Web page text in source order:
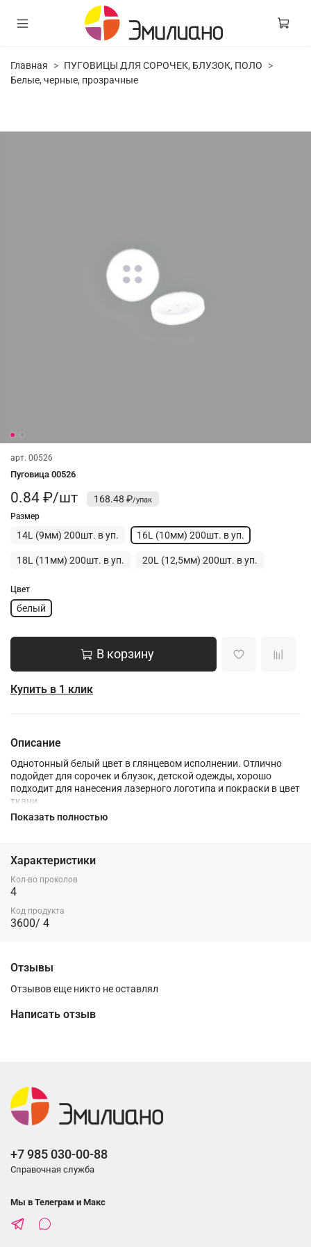
Главная
ПУГОВИЦЫ ДЛЯ СОРОЧЕК, БЛУЗОК, ПОЛО
Белые, черные, прозрачные
арт. 00526
Пуговица 00526
0.84 ₽/шт 168.48 ₽
Размер
14L (9мм) 200шт. в уп. 16L (10мм) 200шт. в уп.
18L (11мм) 200шт. в уп. 20L (12,5мм) 200шт. в уп.
Цвет
белый
В корзину
Купить в 1 клик
Описание
Однотонный белый цвет в глянцевом исполнении. Отлично
подойдет для сорочек и блузок, детской одежды, хорошо
подходит для нанесения лазерного логотипа и покраски в цвет
ткани.
Показать полностью
Характеристики
Кол-во проколов
4
Код продукта
3600/ 4
Отзывы
Отзывов еще никто не оставлял
Написать отзыв
+7 985 030-00-88
Справочная служба
Мы в Телеграм и Макс